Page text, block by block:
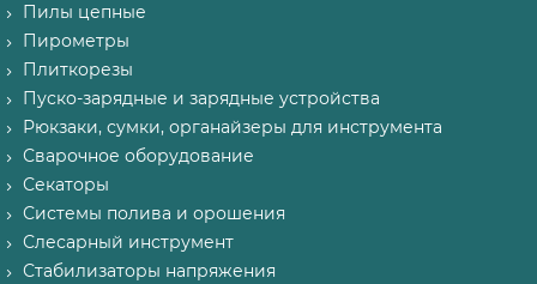
Пилы цепные
Пирометры
Плиткорезы
Пуско-зарядные и зарядные устройства
Рюкзаки, сумки, органайзеры для инструмента
Сварочное оборудование
Секаторы
Системы полива и орошения
Слесарный инструмент
Стабилизаторы напряжения